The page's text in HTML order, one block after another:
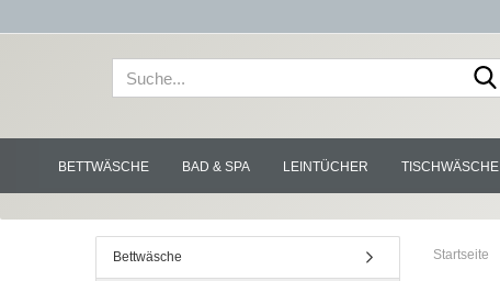
BETTWÄSCHE BAD & SPA LEINTÜCHER TISCHWÄSCHE
Startseite
Bettwäsche